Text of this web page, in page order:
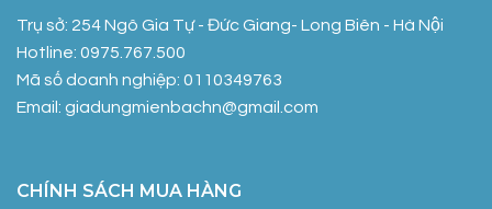
Trụ sở: 254 Ngô Gia Tự - Đức Giang- Long Biên - Hà Nội
Hotline: 0975.767.500
Mã số doanh nghiệp: 0110349763
Email: giadungmienbachn@gmail.com
CHÍNH SÁCH MUA HÀNG